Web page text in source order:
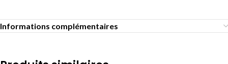
Informations complémentaires